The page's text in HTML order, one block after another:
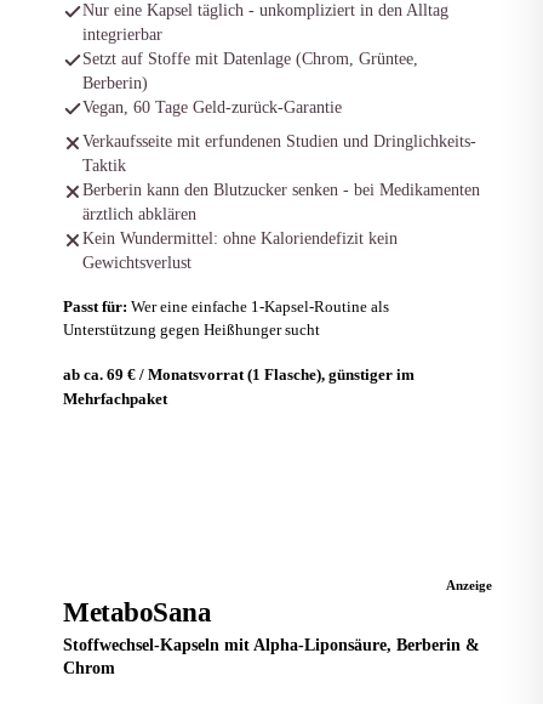
Nur eine Kapsel täglich - unkompliziert in den Alltag
integrierbar
Setzt auf Stoffe mit Datenlage (Chrom, Grüntee,
Berberin)
Vegan, 60 Tage Geld-zurück-Garantie
Verkaufsseite mit erfundenen Studien und Dringlichkeits-
Taktik
Berberin kann den Blutzucker senken - bei Medikamenten
ärztlich abklären
Kein Wundermittel: ohne Kaloriendefizit kein
Gewichtsverlust
Passt für: Wer eine einfache 1-Kapsel-Routine als
Unterstützung gegen Heißhunger sucht
ab ca. 69 € / Monatsvorrat (1 Flasche), günstiger im
Mehrfachpaket
Anzeige
MetaboSana
Stoffwechsel-Kapseln mit Alpha-Liponsäure, Berberin &
Chrom